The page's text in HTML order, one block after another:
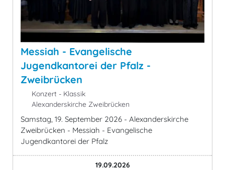
Messiah - Evangelische
Jugendkantorei der Pfalz -
Zweibrücken
Konzert - Klassik
Alexanderskirche Zweibrücken
Samstag, 19. September 2026 - Alexanderskirche
Zweibrücken - Messiah - Evangelische
Jugendkantorei der Pfalz
19.09.2026